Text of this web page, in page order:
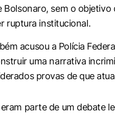
Bolsonaro, sem o
ruptura institucional.
acusou a Polícia
uma narrativa
provas de que
parte de um debate